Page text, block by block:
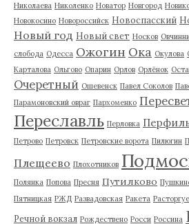
Николаева Николенко Новатор Новгород
Новокосино Новороссийск Новоспасский
Новый год Новый свет Носков
слобода Одесса Ожогин Ока Окулова
Карталова Ольгово Опарин Орлов Орлёнок
Очеретный Ошевенск Павел Соколов
Парамоновский овраг Пархоменко
Переславль Перловка
Петрово Петровск Петровские ворота Пилюгин
Плещеево Плохотников
Полянка Попова Пресня Путилково
Пятницкая РЖД Развадовская Ракета
Речной вокзал Рождествено Росси Россина